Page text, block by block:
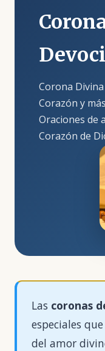
Corona
Corazón y más
Oraciones de
Corazón de
Las coronas
especiales
del amor